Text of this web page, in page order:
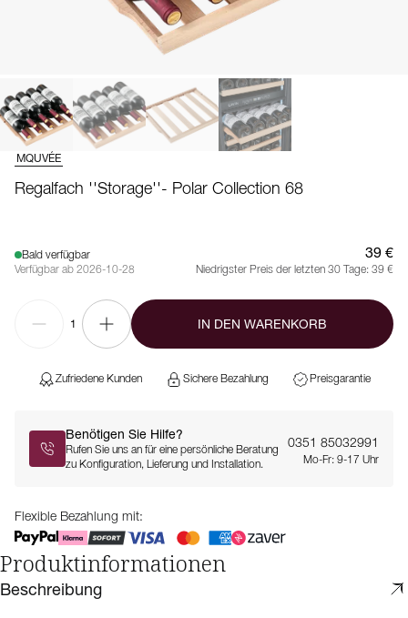
MQUVÉE
Regalfach ''Storage''- Polar Collection 68
Bald verfügbar
Verfügbar ab 2026-10-28
39 €
Niedrigster Preis der letzten 30 Tage: 39 €
1 IN DEN WARENKORB
Zufriedene Kunden Sichere Bezahlung Preisgarantie
Benötigen Sie Hilfe?
Rufen Sie uns an für eine persönliche Beratung
zu Konfiguration, Lieferung und Installation.
0351 85032991
Mo-Fr: 9-17 Uhr
Flexible Bezahlung mit:
Produktinformationen
Beschreibung